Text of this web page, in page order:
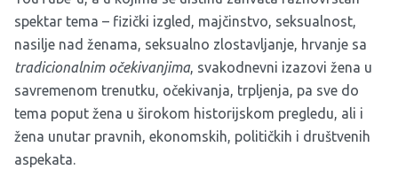
spektar tema – fizički izgled, majčinstvo, seksualnost,
nasilje nad ženama, seksualno zlostavljanje, hrvanje sa
tradicionalnim očekivanjima, svakodnevni izazovi žena u
savremenom trenutku, očekivanja, trpljenja, pa sve do
tema poput žena u širokom historijskom pregledu, ali i
žena unutar pravnih, ekonomskih, političkih i društvenih
aspekata.